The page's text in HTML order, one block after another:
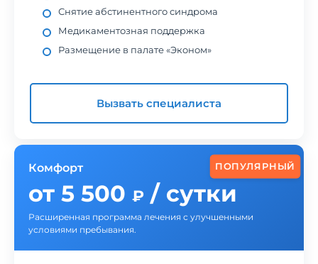
Снятие абстинентного синдрома
Медикаментозная поддержка
Размещение в палате «Эконом»
Вызвать специалиста
ПОПУЛЯРНЫЙ
Комфорт
от 5 500 ₽ / сутки
Расширенная программа лечения с улучшенными
условиями пребывания.